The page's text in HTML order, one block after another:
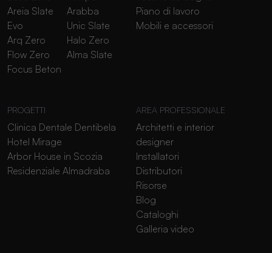
Areia Slate
Evo
Arq Zero
Flow Zero
Focus Beton
Arabba
Unic Slate
Halo Zero
Alma Slate
Piano di lavoro
Mobili e accessori
PROGETTI
Clinica Dentale Dentibela
Hotel Mirage
Arbor House in Scozia
Residenziale Almadraba
AREA PROFESSIONALE
Architetti e interior
designer
Installatori
Distributori
Risorse
Blog
Cataloghi
Galleria video